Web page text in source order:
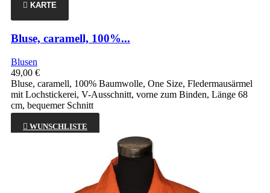
 KARTE
Bluse, caramell, 100%...
Blusen
49,00 €
Bluse, caramell, 100% Baumwolle, One Size, Fledermausärmel
mit Lochstickerei, V-Ausschnitt, vorne zum Binden, Länge 68
cm, bequemer Schnitt
 WUNSCHLISTE